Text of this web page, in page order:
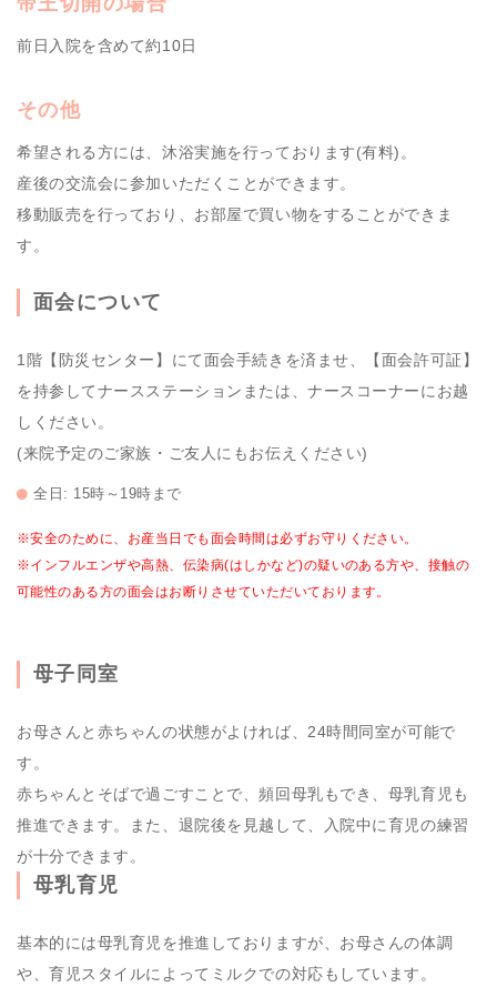
前日入院を含めて約10日
その他
希望される方には、沐浴実施を行っております(有料)。
産後の交流会に参加いただくことができます。
移動販売を行っており、お部屋で買い物をすることができま
す。
面会について
1階【防災センター】にて面会手続きを済ませ、【面会許可証】
を持参してナースステーションまたは、ナースコーナーにお越
しください。
(来院予定のご家族・ご友人にもお伝えください)
全日: 15時～19時まで
※安全のために、お産当日でも面会時間は必ずお守りください。
※インフルエンザや高熱、伝染病(はしかなど)の疑いのある方や、接触の
可能性のある方の面会はお断りさせていただいております。
母子同室
お母さんと赤ちゃんの状態がよければ、24時間同室が可能で
す。
赤ちゃんとそばで過ごすことで、頻回母乳もでき、母乳育児も
推進できます。また、退院後を見越して、入院中に育児の練習
が十分できます。
母乳育児
基本的には母乳育児を推進しておりますが、お母さんの体調
や、育児スタイルによってミルクでの対応もしています。